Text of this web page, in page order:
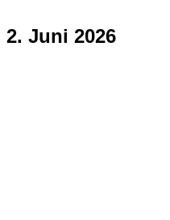
2. Juni 2026